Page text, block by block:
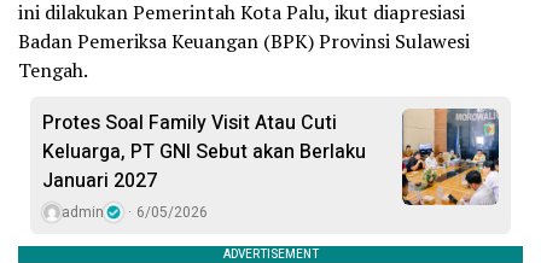
ini dilakukan Pemerintah Kota Palu, ikut diapresiasi
Badan Pemeriksa Keuangan (BPK) Provinsi Sulawesi
Tengah.
Protes Soal Family Visit Atau Cuti
Keluarga, PT GNI Sebut akan Berlaku
Januari 2027
admin 6/05/2026